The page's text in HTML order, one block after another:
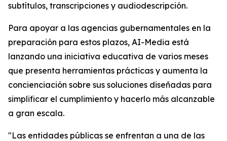
subtítulos, transcripciones y audiodescripción.
Para apoyar a las agencias gubernamentales en la
preparación para estos plazos, AI-Media está
lanzando una iniciativa educativa de varios meses
que presenta herramientas prácticas y aumenta la
concienciación sobre sus soluciones diseñadas para
simplificar el cumplimiento y hacerlo más alcanzable
a gran escala.
"Las entidades públicas se enfrentan a una de las